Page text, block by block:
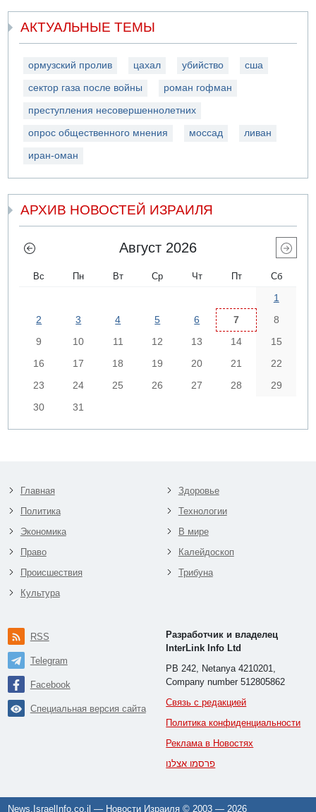
АКТУАЛЬНЫЕ ТЕМЫ
ормузский пролив цахал убийство сша
сектор газа после войны роман гофман
преступления несовершеннолетних
опрос общественного мнения моссад ливан
иран-оман
АРХИВ НОВОСТЕЙ ИЗРАИЛЯ
Август 2026
Вс Пн Вт Ср Чт Пт Сб
1
2
3 4 5 6 7
8
9
10 11 12 13 14
15
16
17 18 19 20 21
22
23
24 25 26 27 28
29
30
31
Главная
Политика
Экономика
Право
Происшествия
Культура
Здоровье
Технологии
В мире
Калейдоскоп
Трибуна
RSS
Telegram
Facebook
Специальная версия сайта
Разработчик и владелец
InterLink Info Ltd
PB 242, Netanya 4210201,
Company number 512805862
Связь с редакцией
Политика конфиденциальности
Реклама в Новостях
פרסמו אצלנו
News.IsraelInfo.co.il — Новости Израиля © 2003 —2026